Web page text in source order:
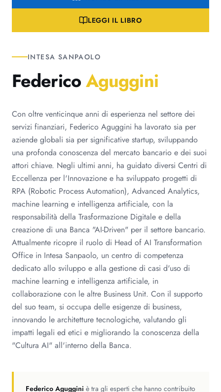
LEGGI IL LIBRO
INTESA SANPAOLO
FedericoAguggini
Con oltre venticinque anni di esperienza nel settore dei
servizi finanziari, Federico Aguggini ha lavorato sia per
aziende globali sia per significative startup, sviluppando
una profonda conoscenza del mercato bancario e dei suoi
attori chiave. Negli ultimi anni, ha guidato diversi Centri di
Eccellenza per l'Innovazione e ha sviluppato progetti di
RPA (Robotic Process Automation), Advanced Analytics,
machine learning e intelligenza artificiale, con la
responsabilità della Trasformazione Digitale e della
creazione di una Banca "AI-Driven" per il settore bancario.
Attualmente ricopre il ruolo di Head of AI Transformation
Office in Intesa Sanpaolo, un centro di competenza
dedicato allo sviluppo e alla gestione di casi d'uso di
machine learning e intelligenza artificiale, in
collaborazione con le altre Business Unit. Con il supporto
del suo team, si occupa delle esigenze di business,
innovando le architetture tecnologiche, valutando gli
impatti legali ed etici e migliorando la conoscenza della
"Cultura AI" all'interno della Banca.
Federico Aguggini è tra gli esperti che hanno contribuito